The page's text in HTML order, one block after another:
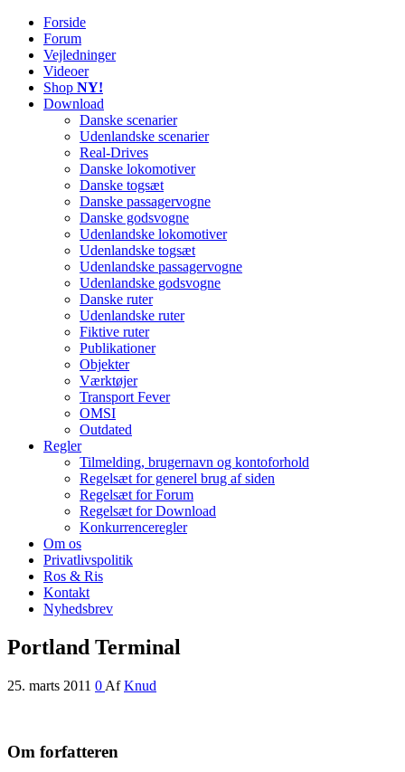
Railworks Danmark
Det danske site om Train Simulator Classic
Forside
Forum
Vejledninger
Videoer
Shop NY!
Download
Danske scenarier
Udenlandske scenarier
Real-Drives
Danske lokomotiver
Danske togsæt
Danske passagervogne
Danske godsvogne
Udenlandske lokomotiver
Udenlandske togsæt
Udenlandske passagervogne
Udenlandske godsvogne
Danske ruter
Udenlandske ruter
Fiktive ruter
Publikationer
Objekter
Værktøjer
Transport Fever
OMSI
Outdated
Regler
Tilmelding, brugernavn og kontoforhold
Regelsæt for generel brug af siden
Regelsæt for Forum
Regelsæt for Download
Konkurrenceregler
Om os
Privatlivspolitik
Ros & Ris
Kontakt
Nyhedsbrev
Portland Terminal
25. marts 2011 0 Af Knud
Om forfatteren